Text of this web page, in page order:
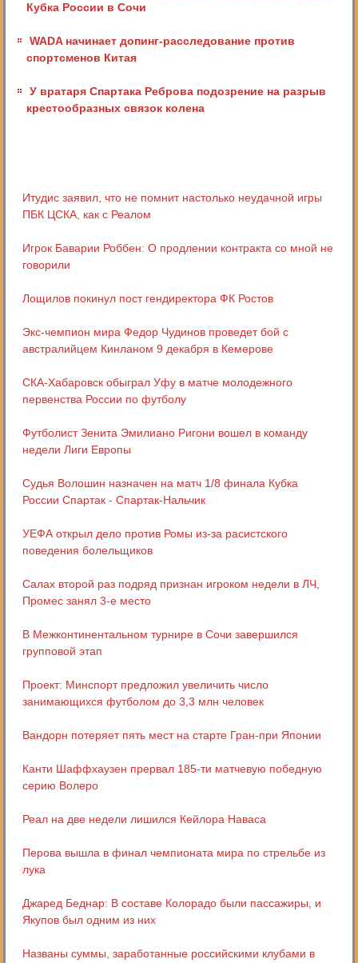
Кубка России в Сочи
WADA начинает допинг-расследование против
спортсменов Китая
У вратаря Спартака Реброва подозрение на разрыв
крестообразных связок колена
Итудис заявил, что не помнит настолько неудачной игры
ПБК ЦСКА, как с Реалом
Игрок Баварии Роббен: О продлении контракта со мной не
говорили
Лощилов покинул пост гендиректора ФК Ростов
Экс-чемпион мира Федор Чудинов проведет бой с
австралийцем Кинланом 9 декабря в Кемерове
СКА-Хабаровск обыграл Уфу в матче молодежного
первенства России по футболу
Футболист Зенита Эмилиано Ригони вошел в команду
недели Лиги Европы
Судья Волошин назначен на матч 1/8 финала Кубка
России Спартак - Спартак-Нальчик
УЕФА открыл дело против Ромы из-за расистского
поведения болельщиков
Салах второй раз подряд признан игроком недели в ЛЧ,
Промес занял 3-е место
В Межконтинентальном турнире в Сочи завершился
групповой этап
Проект: Минспорт предложил увеличить число
занимающихся футболом до 3,3 млн человек
Вандорн потеряет пять мест на старте Гран-при Японии
Канти Шаффхаузен прервал 185-ти матчевую победную
серию Волеро
Реал на две недели лишился Кейлора Наваса
Перова вышла в финал чемпионата мира по стрельбе из
лука
Джаред Беднар: В составе Колорадо были пассажиры, и
Якупов был одним из них
Названы суммы, заработанные российскими клубами в